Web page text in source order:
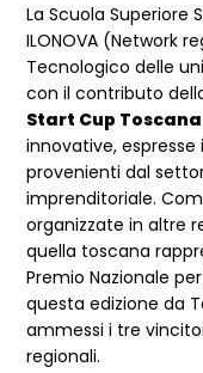
La Scuola Superiore
ILONOVA (Network
Tecnologico delle
con il contributo
Start Cup Toscana
innovative,
provenienti dal
imprenditoriale.
organizzate in altre
quella toscana
Premio Nazionale
questa edizione da
ammessi i tre
regionali.